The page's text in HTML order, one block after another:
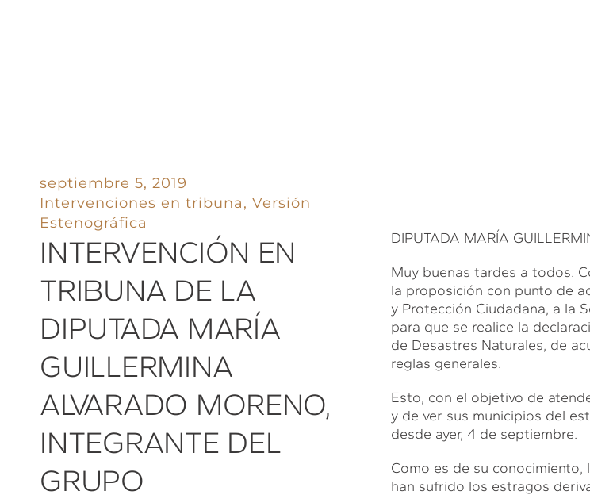
septiembre 5, 2019
Intervenciones en tribuna,Versión
Estenográfica
INTERVENCIÓN EN
TRIBUNA DE LA
DIPUTADA MARÍA
GUILLERMINA
ALVARADO MORENO,
INTEGRANTE DEL
GRUPO
DIPUTADA MARÍA
Muy buenas tardes a todos.
la proposición con punto de
y Protección Ciudadana, a la
para que se realice la
de Desastres Naturales, de
reglas generales.
Esto, con el objetivo de
y de ver sus municipios del
desde ayer, 4 de septiembre.
Como es de su
han sufrido los estragos